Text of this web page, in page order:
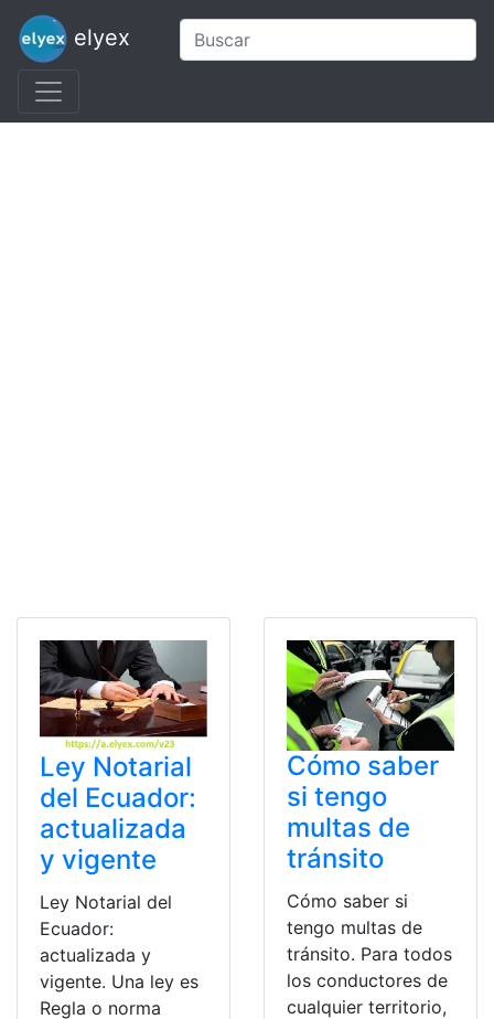
elyex
Ley Notarial
del Ecuador:
actualizada
y vigente
Ley Notarial del
Ecuador:
actualizada y
vigente. Una ley es
Regla o norma
Cómo saber
si tengo
multas de
tránsito
Cómo saber si
tengo multas de
tránsito. Para todos
los conductores de
cualquier territorio,